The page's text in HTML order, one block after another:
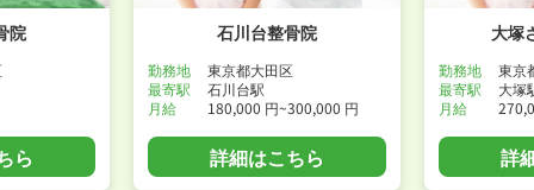
院
ら
石川台整骨院
勤務地
東京都大田区
最寄駅
石川台駅
月給
180,000 円~300,000 円
詳細はこちら
大塚
勤務地
東京
最寄駅
大塚
月給
詳